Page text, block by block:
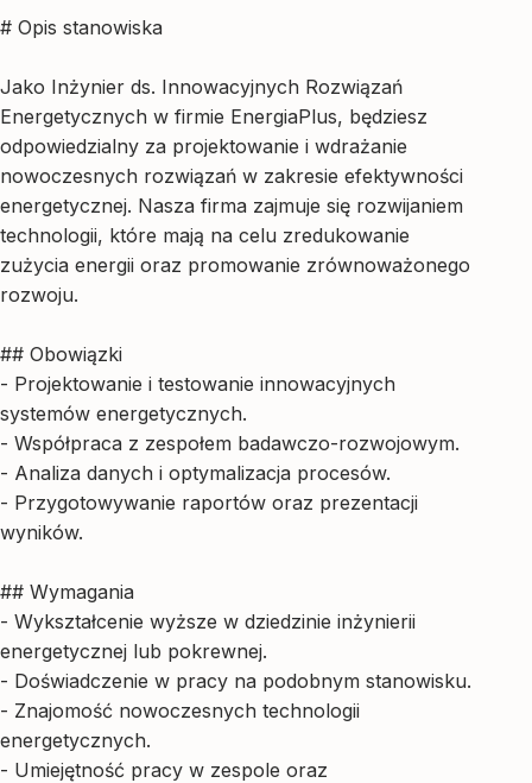
# Opis stanowiska
Jako Inżynier ds. Innowacyjnych Rozwiązań
Energetycznych w firmie EnergiaPlus, będziesz
odpowiedzialny za projektowanie i wdrażanie
nowoczesnych rozwiązań w zakresie efektywności
energetycznej. Nasza firma zajmuje się rozwijaniem
technologii, które mają na celu zredukowanie
zużycia energii oraz promowanie zrównoważonego
rozwoju.
## Obowiązki
- Projektowanie i testowanie innowacyjnych
systemów energetycznych.
- Współpraca z zespołem badawczo-rozwojowym.
- Analiza danych i optymalizacja procesów.
- Przygotowywanie raportów oraz prezentacji
wyników.
## Wymagania
- Wykształcenie wyższe w dziedzinie inżynierii
energetycznej lub pokrewnej.
- Doświadczenie w pracy na podobnym stanowisku.
- Znajomość nowoczesnych technologii
energetycznych.
- Umiejętność pracy w zespole oraz